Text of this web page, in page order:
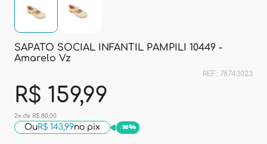
SAPATO SOCIAL INFANTIL PAMPILI 10449 -
Amarelo Vz
REF: 78743023
R$ 159,99
2x de R$ 80,00
OuR$ 143,99no pix -10%